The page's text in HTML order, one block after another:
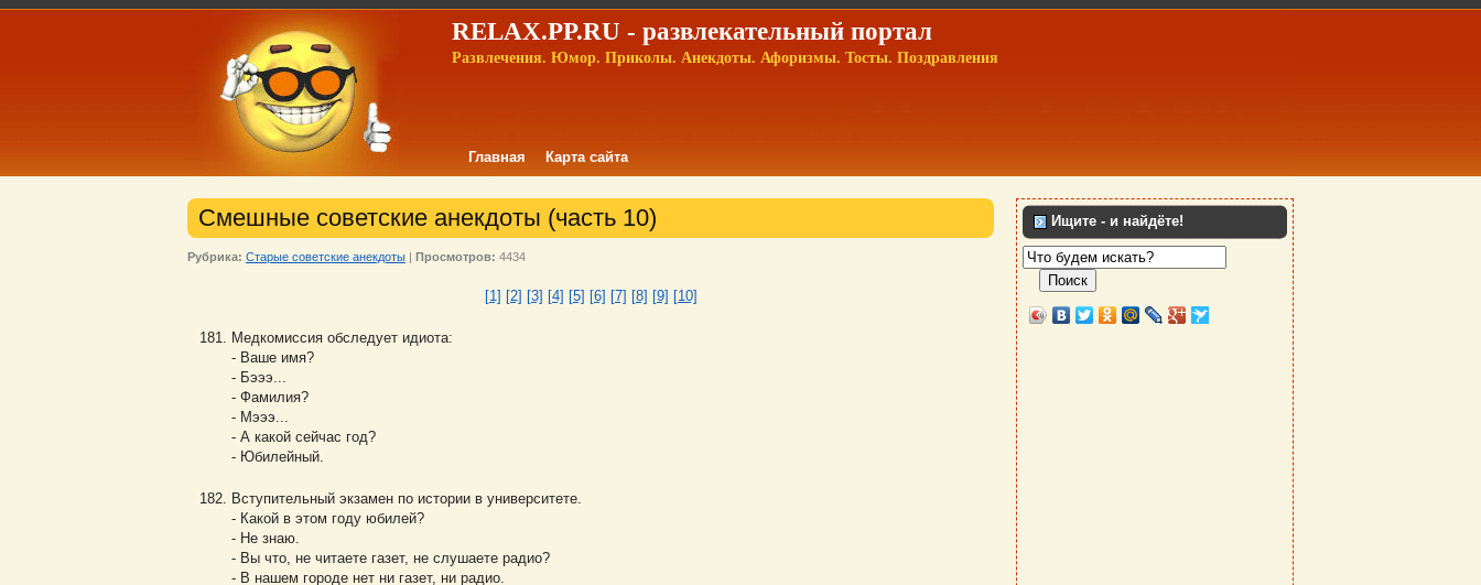
RELAX.PP.RU - развлекательный портал
Развлечения. Юмор. Приколы. Анекдоты. Афоризмы. Тосты. Поздравления
Главная Карта сайта
Смешные советские анекдоты (часть 10)
Рубрика: Старые советские анекдоты | Просмотров: 4434
[1] [2] [3] [4] [5] [6] [7] [8] [9] [10]
Медкомиссия обследует идиота:
- Ваше имя?
- Бэээ...
- Фамилия?
- Мэээ...
- А какой сейчас год?
- Юбилейный.
Вступительный экзамен по истории в университете.
- Какой в этом году юбилей?
- Не знаю.
- Вы что, не читаете газет, не слушаете радио?
- В нашем городе нет ни газет, ни радио.
Ищите - и найдёте!
Поиск